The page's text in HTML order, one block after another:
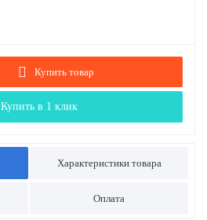
Купить товар
Купить в 1 клик
Характеристики товара
Оплата